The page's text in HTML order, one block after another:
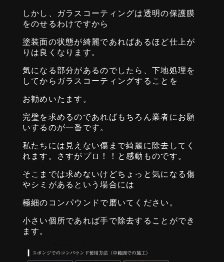
しかし、ガラスコーティングは透明の保護膜
をのせるわけですから
塗装面の状態が綺麗であればあるほど仕上が
りは良くなります。
気になる部分があるのでしたら、下地処理を
してからガラスコーティングすることを
お勧めいたます。
完璧を求めるのであればもちろん業者にお願
いするのが一番です。
私たちには見えない傷まで綺麗に除去してく
れます。さすがプロ！！と感動ものです。
そこまでは求めないけどちょっと気になる傷
やシミがあるという場合には
極細のコンパウンドで磨いてください。
小さい個所であれば手で除去することができ
ます。